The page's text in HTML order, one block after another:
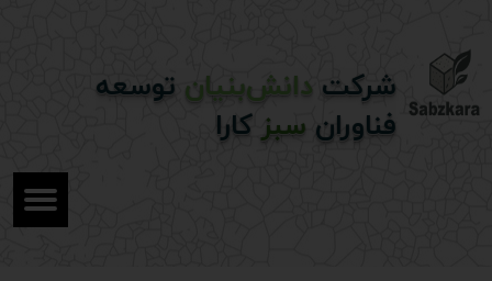
شرکت دانش‌بنیان توسعه
فناوران سبزکارا